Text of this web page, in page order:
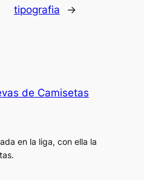
tipografia
→
de Camisetas
en la liga, con ella la